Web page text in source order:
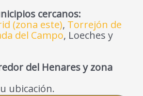
cercanos:
(zona este), Torrejón de
del Campo, Loeches y
del Henares y zona
ubicación.